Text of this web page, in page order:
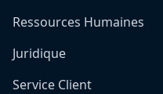
Ressources Humaines
Juridique
Service Client